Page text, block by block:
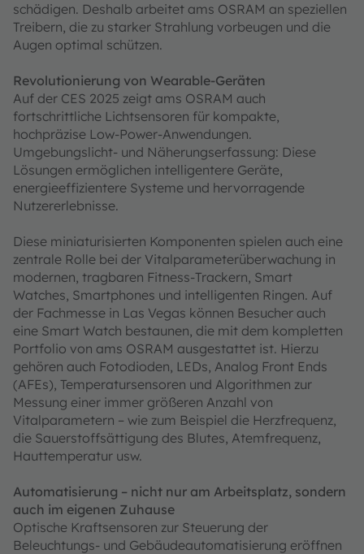
schädigen. Deshalb arbeitet ams OSRAM an speziellen
Treibern, die zu starker Strahlung vorbeugen und die
Augen optimal schützen.
Revolutionierung von Wearable-Geräten
Auf der CES 2025 zeigt ams OSRAM auch
fortschrittliche Lichtsensoren für kompakte,
hochpräzise Low-Power-Anwendungen.
Umgebungslicht- und Näherungserfassung: Diese
Lösungen ermöglichen intelligentere Geräte,
energieeffizientere Systeme und hervorragende
Nutzererlebnisse.
Diese miniaturisierten Komponenten spielen auch eine
zentrale Rolle bei der Vitalparameterüberwachung in
modernen, tragbaren Fitness-Trackern, Smart
Watches, Smartphones und intelligenten Ringen. Auf
der Fachmesse in Las Vegas können Besucher auch
eine Smart Watch bestaunen, die mit dem kompletten
Portfolio von ams OSRAM ausgestattet ist. Hierzu
gehören auch Fotodioden, LEDs, Analog Front Ends
(AFEs), Temperatursensoren und Algorithmen zur
Messung einer immer größeren Anzahl von
Vitalparametern – wie zum Beispiel die Herzfrequenz,
die Sauerstoffsättigung des Blutes, Atemfrequenz,
Hauttemperatur usw.
Automatisierung – nicht nur am Arbeitsplatz, sondern
auch im eigenen Zuhause
Optische Kraftsensoren zur Steuerung der
Beleuchtungs- und Gebäudeautomatisierung eröffnen